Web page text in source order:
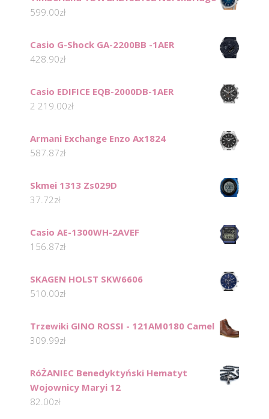
599.00zł
Casio G-Shock GA-2200BB -1AER
428.90zł
Casio EDIFICE EQB-2000DB-1AER
2 219.00zł
Armani Exchange Enzo Ax1824
587.87zł
Skmei 1313 Zs029D
37.72zł
Casio AE-1300WH-2AVEF
156.87zł
SKAGEN HOLST SKW6606
510.00zł
Trzewiki GINO ROSSI - 121AM0180 Camel
309.99zł
RóŻANIEC Benedyktyński Hematyt
Wojownicy Maryi 12
82.00zł